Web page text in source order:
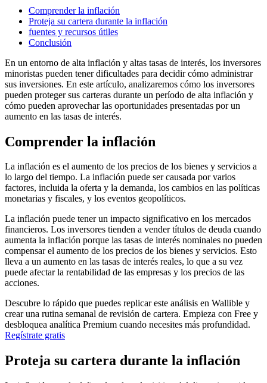
Comprender la inflación
Proteja su cartera durante la inflación
fuentes y recursos útiles
Conclusión
En un entorno de alta inflación y altas tasas de interés, los inversores
minoristas pueden tener dificultades para decidir cómo administrar
sus inversiones. En este artículo, analizaremos cómo los inversores
pueden proteger sus carteras durante un período de alta inflación y
cómo pueden aprovechar las oportunidades presentadas por un
aumento en las tasas de interés.
Comprender la inflación
La inflación es el aumento de los precios de los bienes y servicios a
lo largo del tiempo. La inflación puede ser causada por varios
factores, incluida la oferta y la demanda, los cambios en las políticas
monetarias y fiscales, y los eventos geopolíticos.
La inflación puede tener un impacto significativo en los mercados
financieros. Los inversores tienden a vender títulos de deuda cuando
aumenta la inflación porque las tasas de interés nominales no pueden
compensar el aumento de los precios de los bienes y servicios. Esto
lleva a un aumento en las tasas de interés reales, lo que a su vez
puede afectar la rentabilidad de las empresas y los precios de las
acciones.
Descubre lo rápido que puedes replicar este análisis en Wallible y
crear una rutina semanal de revisión de cartera. Empieza con Free y
desbloquea analítica Premium cuando necesites más profundidad.
Regístrate gratis
Proteja su cartera durante la inflación